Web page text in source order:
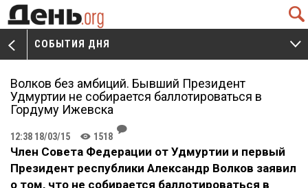
Q
V
СОБЫТИЯ ДНЯ
W
Волков без амбиций. Бывший Президент
Удмуртии не собирается баллотироваться в
Гордуму Ижевска
12:38 18/03/15 K 1518
J
Член Совета Федерации от Удмуртии и первый
Президент республики Александр Волков заявил
о том, что не собирается баллотироваться в